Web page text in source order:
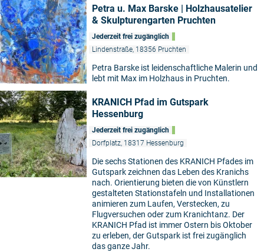
Petra u. Max Barske | Holzhausatelier
& Skulpturengarten Pruchten
Jederzeit frei zugänglich
Lindenstraße, 18356 Pruchten
Petra Barske ist leidenschaftliche Malerin und
lebt mit Max im Holzhaus in Pruchten.
KRANICH Pfad im Gutspark
Hessenburg
Jederzeit frei zugänglich
Dorfplatz, 18317 Hessenburg
Die sechs Stationen des KRANICH Pfades im
Gutspark zeichnen das Leben des Kranichs
nach. Orientierung bieten die von Künstlern
gestalteten Stationstafeln und Installationen
animieren zum Laufen, Verstecken, zu
Flugversuchen oder zum Kranichtanz. Der
KRANICH Pfad ist immer Ostern bis Oktober
zu erleben, der Gutspark ist frei zugänglich
das ganze Jahr.